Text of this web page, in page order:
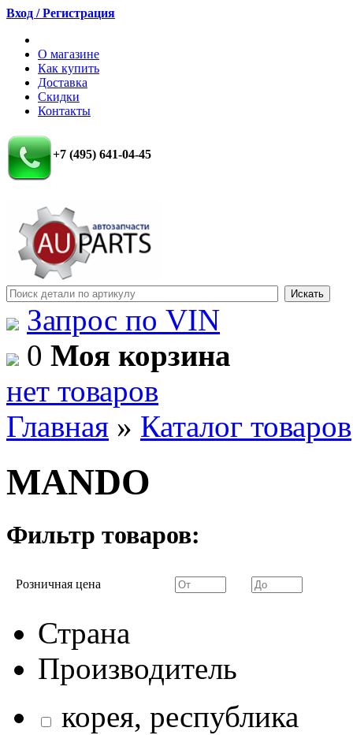
Вход / Регистрация
О магазине
Как купить
Доставка
Скидки
Контакты
+7 (495) 641-04-45
Запрос по VIN
0 Моя корзина
нет товаров
Главная » Каталог товаров
MANDO
Фильтр товаров:
Розничная цена
Страна
Производитель
корея, республика